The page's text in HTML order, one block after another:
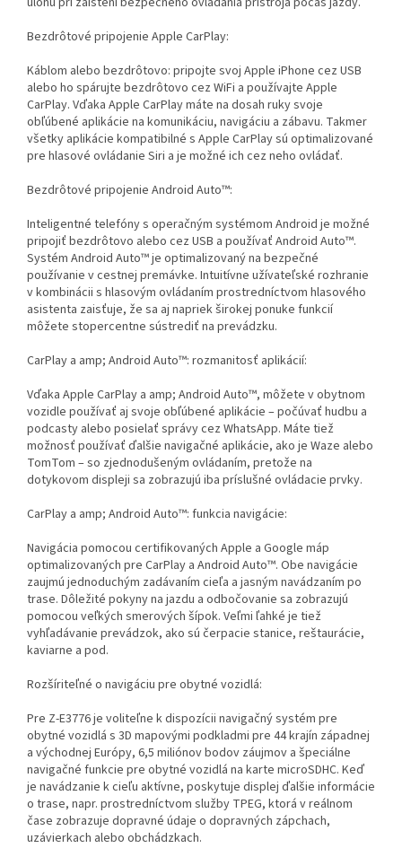
Bezdrôtové pripojenie Apple CarPlay:
Káblom alebo bezdrôtovo: pripojte svoj Apple iPhone cez USB
alebo ho spárujte bezdrôtovo cez WiFi a používajte Apple
CarPlay. Vďaka Apple CarPlay máte na dosah ruky svoje
obľúbené aplikácie na komunikáciu, navigáciu a zábavu. Takmer
všetky aplikácie kompatibilné s Apple CarPlay sú optimalizované
pre hlasové ovládanie Siri a je možné ich cez neho ovládať.
Bezdrôtové pripojenie Android Auto™:
Inteligentné telefóny s operačným systémom Android je možné
pripojiť bezdrôtovo alebo cez USB a používať Android Auto™.
Systém Android Auto™ je optimalizovaný na bezpečné
používanie v cestnej premávke. Intuitívne užívateľské rozhranie
v kombinácii s hlasovým ovládaním prostredníctvom hlasového
asistenta zaisťuje, že sa aj napriek širokej ponuke funkcií
môžete stopercentne sústrediť na prevádzku.
CarPlay a amp; Android Auto™: rozmanitosť aplikácií:
Vďaka Apple CarPlay a amp; Android Auto™, môžete v obytnom
vozidle používať aj svoje obľúbené aplikácie – počúvať hudbu a
podcasty alebo posielať správy cez WhatsApp. Máte tiež
možnosť používať ďalšie navigačné aplikácie, ako je Waze alebo
TomTom – so zjednodušeným ovládaním, pretože na
dotykovom displeji sa zobrazujú iba príslušné ovládacie prvky.
CarPlay a amp; Android Auto™: funkcia navigácie:
Navigácia pomocou certifikovaných Apple a Google máp
optimalizovaných pre CarPlay a Android Auto™. Obe navigácie
zaujmú jednoduchým zadávaním cieľa a jasným navádzaním po
trase. Dôležité pokyny na jazdu a odbočovanie sa zobrazujú
pomocou veľkých smerových šípok. Veľmi ľahké je tiež
vyhľadávanie prevádzok, ako sú čerpacie stanice, reštaurácie,
kaviarne a pod.
Rozšíriteľné o navigáciu pre obytné vozidlá:
Pre Z-E3776 je voliteľne k dispozícii navigačný systém pre
obytné vozidlá s 3D mapovými podkladmi pre 44 krajín západnej
a východnej Európy, 6,5 miliónov bodov záujmov a špeciálne
navigačné funkcie pre obytné vozidlá na karte microSDHC. Keď
je navádzanie k cieľu aktívne, poskytuje displej ďalšie informácie
o trase, napr. prostredníctvom služby TPEG, ktorá v reálnom
čase zobrazuje dopravné údaje o dopravných zápchach,
uzávierkach alebo obchádzkach.